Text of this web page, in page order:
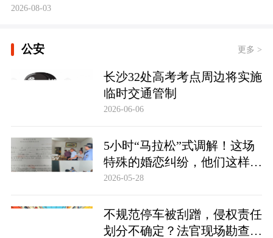
2026-08-03
公安 更多 >
长沙32处高考考点周边将实施
临时交通管制
2026-06-06
5小时“马拉松”式调解！这场
特殊的婚恋纠纷，他们这样化
解……
2026-05-28
不规范停车被刮蹭，侵权责任
划分不确定？法官现场勘查定